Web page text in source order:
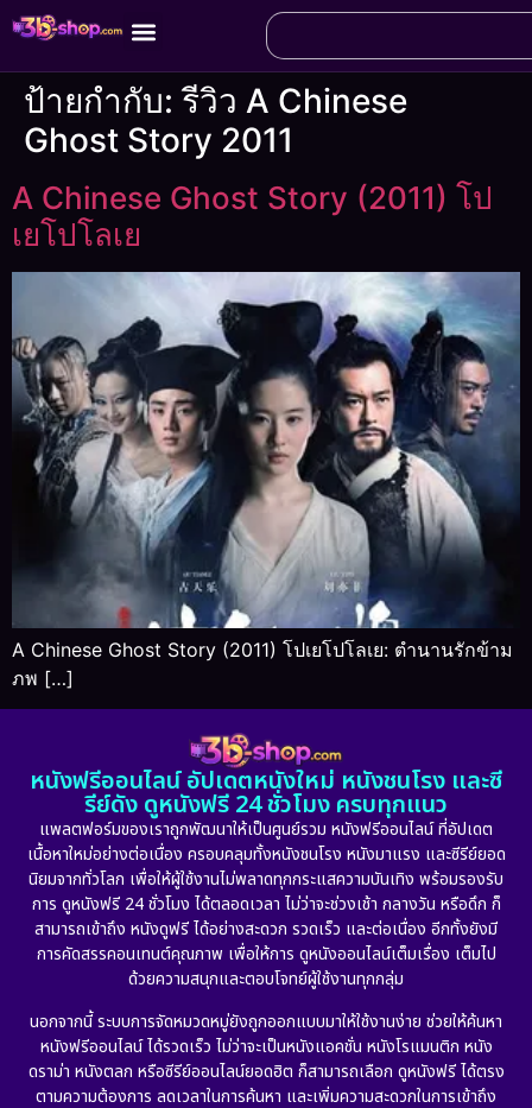
ป้ายกำกับ:รีวิว A Chinese
Ghost Story 2011
A Chinese Ghost Story (2011) โป
เยโปโลเย
A Chinese Ghost Story (2011) โปเยโปโลเย: ตำนานรักข้าม
ภพ […]
หนังฟรีออนไลน์ อัปเดตหนังใหม่ หนังชนโรง และซี
รีย์ดัง ดูหนังฟรี 24 ชั่วโมง ครบทุกแนว
แพลตฟอร์มของเราถูกพัฒนาให้เป็นศูนย์รวม หนังฟรีออนไลน์ ที่อัปเดต
เนื้อหาใหม่อย่างต่อเนื่อง ครอบคลุมทั้งหนังชนโรง หนังมาแรง และซีรีย์ยอด
นิยมจากทั่วโลก เพื่อให้ผู้ใช้งานไม่พลาดทุกกระแสความบันเทิง พร้อมรองรับ
การ ดูหนังฟรี 24 ชั่วโมง ได้ตลอดเวลา ไม่ว่าจะช่วงเช้า กลางวัน หรือดึก ก็
สามารถเข้าถึง หนังดูฟรี ได้อย่างสะดวก รวดเร็ว และต่อเนื่อง อีกทั้งยังมี
การคัดสรรคอนเทนต์คุณภาพ เพื่อให้การ ดูหนังออนไลน์เต็มเรื่อง เต็มไป
ด้วยความสนุกและตอบโจทย์ผู้ใช้งานทุกกลุ่ม
นอกจากนี้ ระบบการจัดหมวดหมู่ยังถูกออกแบบมาให้ใช้งานง่าย ช่วยให้ค้นหา
หนังฟรีออนไลน์ ได้รวดเร็ว ไม่ว่าจะเป็นหนังแอคชั่น หนังโรแมนติก หนัง
ดราม่า หนังตลก หรือซีรีย์ออนไลน์ยอดฮิต ก็สามารถเลือก ดูหนังฟรี ได้ตรง
ตามความต้องการ ลดเวลาในการค้นหา และเพิ่มความสะดวกในการเข้าถึง